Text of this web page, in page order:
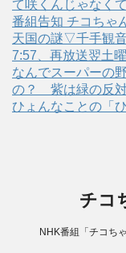
て咲くんじゃなく
番組告知 チコち
天国の謎▽千手観
7:57、再放送翌土
なんでスーパーの
の？ 紫は緑の反
ひょんなことの「
チコ
NHK番組「チコち